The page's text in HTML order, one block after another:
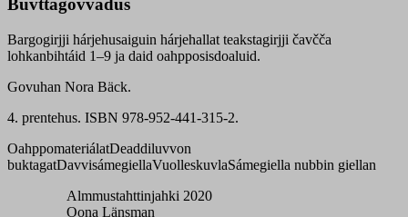
Buvttagovvádus
Bargogirjji hárjehusaiguin hárjehallat teakstagirjji čavčča
lohkanbihtáid 1–9 ja daid oahpposisdoaluid.
Govuhan Nora Bäck.
4. prentehus. ISBN 978-952-441-315-2.
OahppomateriálatDeaddiluvvon
buktagatDavvisámegiellaVuolleskuvlaSámegiella nubbin giellan
Almmustahttinjahki 2020
Oona Länsman